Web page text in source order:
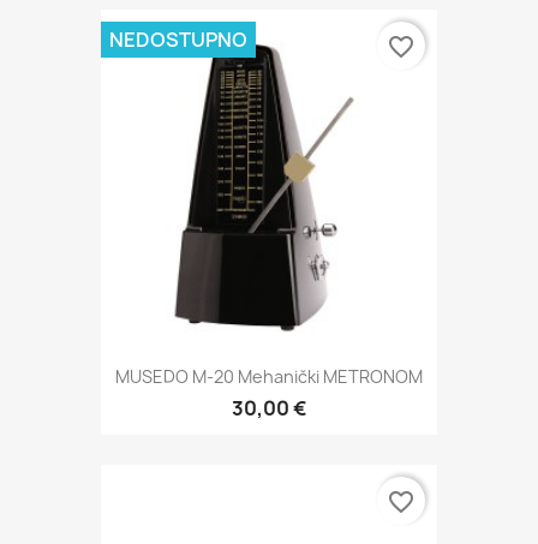
MUSEDO M-20 Mehanički METRONOM
30,00 €
NEDOSTUPNO favorite_border
favorite_border